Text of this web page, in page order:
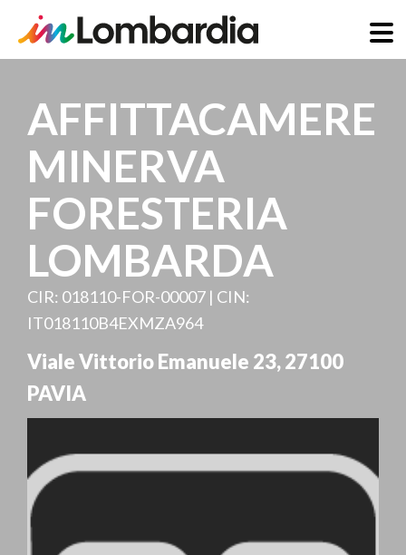
contenuto
principale
AFFITTACAMERE
MINERVA
FORESTERIA
LOMBARDA
CIR: 018110-FOR-00007 | CIN:
IT018110B4EXMZA964
Viale Vittorio Emanuele 23,27100
PAVIA